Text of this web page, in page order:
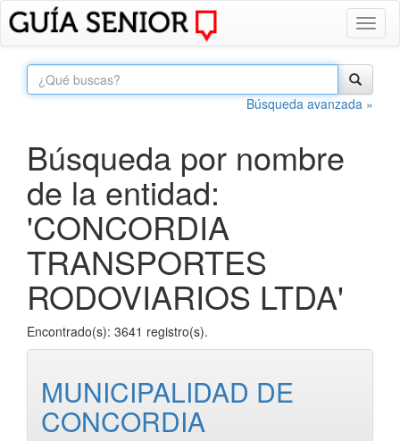
Búsqueda avanzada »
Búsqueda por nombre
de la entidad:
'CONCORDIA
TRANSPORTES
RODOVIARIOS LTDA'
Encontrado(s): 3641 registro(s).
MUNICIPALIDAD DE
CONCORDIA